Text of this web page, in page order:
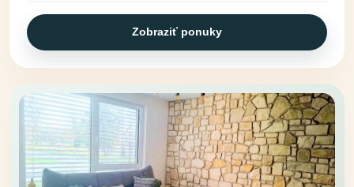
Zobraziť ponuky